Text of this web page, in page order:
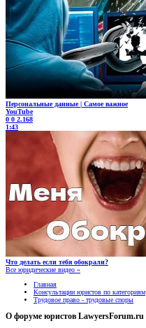
Персональные данные | Самое важное
YouTube
0 0 2.168
1:43
Что делать если тебя обокрали?
Все юридические видео »
Главная
Консультации юристов по категориям
Трудовое право - трудовые споры
О форуме юристов LawyersForum.ru